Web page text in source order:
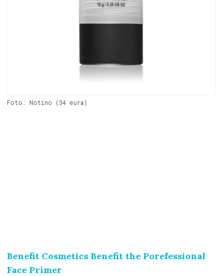
Foto: Notino (34 eura)
Benefit Cosmetics Benefit the Porefessional
Face Primer